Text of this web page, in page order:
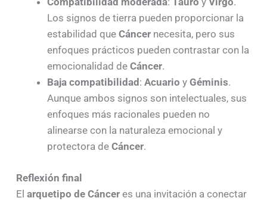
Los signos de tierra pueden proporcionar la
estabilidad que Cáncernecesita, pero sus
enfoques prácticos pueden contrastar con la
emocionalidad de Cáncer.
Baja compatibilidad : Acuario y Géminis.
Aunque ambos signos son intelectuales, sus
enfoques más racionales pueden no
alinearse con la naturaleza emocional y
protectora de Cáncer.
Reflexión final
El arquetipo de Cánceres una invitación a conectar